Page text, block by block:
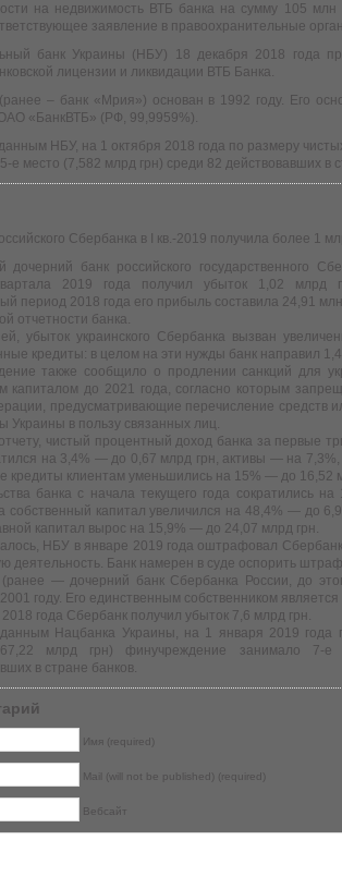
на недвижимость ВТБ банка на сумму 105 млн
заявление в правоохранительные
банк Украины (НБУ) 18 декабря 2018 года
лицензии и ликвидации ВТБ Банка.
– банк «Мрия») основан в 1992 году. Его
«БанкВТБ» (РФ, 99,9959%).
НБУ, на 1 октября 2018 года по размеру
е место (7,582 млрд грн) среди 82 действовавших в
Сбербанка в I кв.-2019 получила более 1
дочерний банк российского государственного
2019 года получил убыток 1,02 млрд
период 2018 года его прибыль составила 24,91
отчетности банка.
убыток украинского Сбербанка вызван
кредиты: в целом на эти нужды банк направил
также сообщило о продлении санкций для
капиталом до 2021 года, согласно которым
предусматривающие перечисление средств
Украины в пользу связанных лиц.
чистый процентный доход банка за первые
на 3,4% — до 0,67 млрд грн, активы — на
кредиты клиентам уменьшились на 15% — до 16,52
банка с начала текущего года сократились
собственный капитал увеличился на 48,4% — до
капитал вырос на 15,9% — до 24,07 млрд грн.
НБУ в январе 2019 года оштрафовал
деятельность. Банк намерен в суде оспорить
(ранее — дочерний банк Сбербанка России, до
году. Его единственным собственником
года Сбербанк получил убыток 7,6 млрд грн.
данным Нацбанка Украины, на 1 января 2019 года
млрд грн) финучреждение занимало 7-
в стране банков.
Имя (required)
Mail (will not be published) (required)
Вебсайт